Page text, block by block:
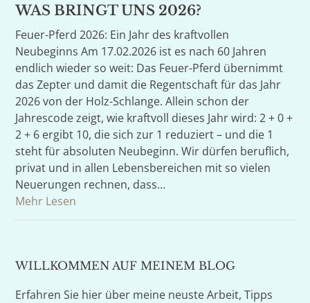
WAS BRINGT UNS 2026?
Feuer-Pferd 2026: Ein Jahr des kraftvollen
Neubeginns Am 17.02.2026 ist es nach 60 Jahren
endlich wieder so weit: Das Feuer-Pferd übernimmt
das Zepter und damit die Regentschaft für das Jahr
2026 von der Holz-Schlange. Allein schon der
Jahrescode zeigt, wie kraftvoll dieses Jahr wird: 2 + 0 +
2 + 6 ergibt 10, die sich zur 1 reduziert – und die 1
steht für absoluten Neubeginn. Wir dürfen beruflich,
privat und in allen Lebensbereichen mit so vielen
Neuerungen rechnen, dass…
Mehr Lesen
WILLKOMMEN AUF MEINEM BLOG
Erfahren Sie hier über meine neuste Arbeit, Tipps